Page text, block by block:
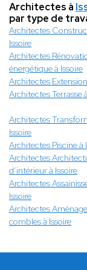
Architectes à
par type de
Architectes
Issoire
Architectes
énergétique à Issoire
Architectes
Architectes Terrasse
Architectes
Issoire
Architectes Piscine à
Architectes
d’intérieur à Issoire
Architectes
Issoire
Architectes
combles à Issoire